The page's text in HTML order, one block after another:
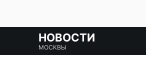
НОВОСТИ
МОСКВЫ